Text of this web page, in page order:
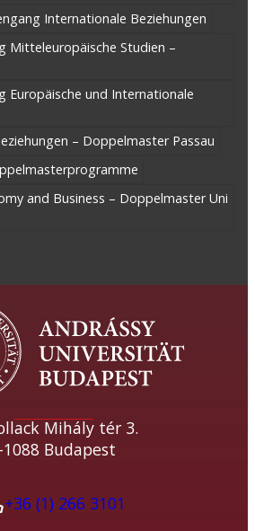
Internationale Beziehungen
Mitteleuropäische Studien –
Europäische und Internationale
– Doppelmaster Passau
and Business – Doppelmaster Uni
Mihály tér 3.
1088 Budapest
+36 (1) 266 3101